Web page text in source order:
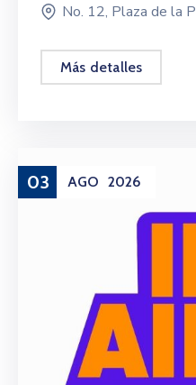
No. 12, Plaza de la
Más detalles
03 AGO 2026